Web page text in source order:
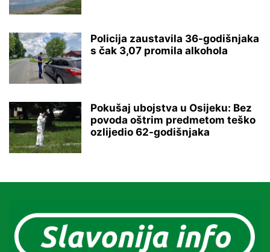
Policija zaustavila 36-godišnjaka
s čak 3,07 promila alkohola
Pokušaj ubojstva u Osijeku: Bez
povoda oštrim predmetom teško
ozlijedio 62-godišnjaka